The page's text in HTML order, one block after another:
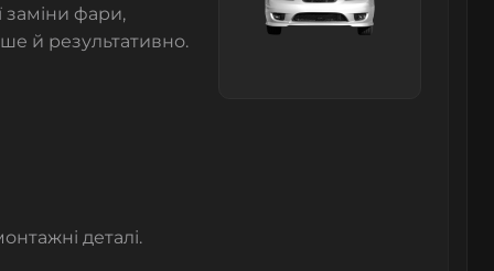
заміни фари,
й результативно.
деталі.